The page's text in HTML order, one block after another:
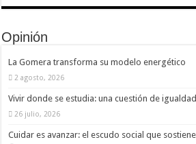
Opinión
La Gomera transforma su modelo energético
2 agosto, 2026
Vivir donde se estudia: una cuestión de
26 julio, 2026
Cuidar es avanzar: el escudo social que